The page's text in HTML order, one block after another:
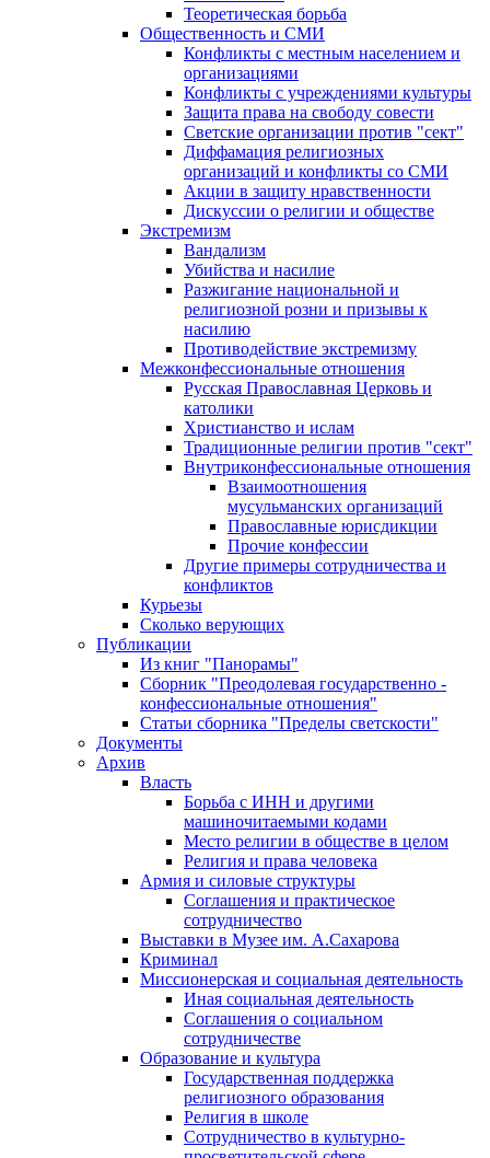
Теоретическая борьба
Общественность и СМИ
Конфликты с местным населением и
организациями
Конфликты с учреждениями культуры
Защита права на свободу совести
Светские организации против "сект"
Диффамация религиозных
организаций и конфликты со СМИ
Акции в защиту нравственности
Дискуссии о религии и обществе
Экстремизм
Вандализм
Убийства и насилие
Разжигание национальной и
религиозной розни и призывы к
насилию
Противодействие экстремизму
Межконфессиональные отношения
Русская Православная Церковь и
католики
Христианство и ислам
Традиционные религии против "сект"
Внутриконфессиональные отношения
Взаимоотношения
мусульманских организаций
Православные юрисдикции
Прочие конфессии
Другие примеры сотрудничества и
конфликтов
Курьезы
Сколько верующих
Публикации
Из книг "Панорамы"
Сборник "Преодолевая государственно -
конфессиональные отношения"
Статьи сборника "Пределы светскости"
Документы
Архив
Власть
Борьба с ИНН и другими
машиночитаемыми кодами
Место религии в обществе в целом
Религия и права человека
Армия и силовые структуры
Соглашения и практическое
сотрудничество
Выставки в Музее им. А.Сахарова
Криминал
Миссионерская и социальная деятельность
Иная социальная деятельность
Соглашения о социальном
сотрудничестве
Образование и культура
Государственная поддержка
религиозного образования
Религия в школе
Сотрудничество в культурно-